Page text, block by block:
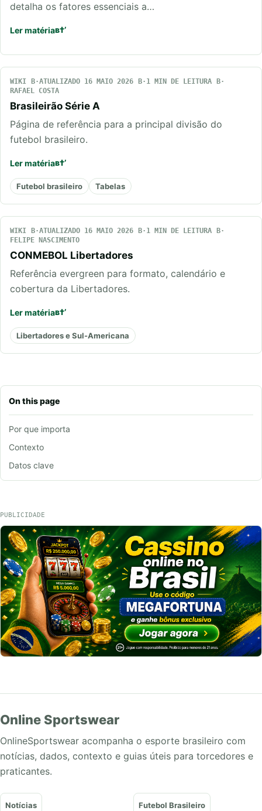
On this page
Por que importa
Contexto
Datos clave
detalha os fatores essenciais a…
Ler matéria
WIKI ATUALIZADO 16 MAIO 2026
1 MIN DE LEITURA
RAFAEL COSTA
Brasileirão Série A
Página de referência para a principal divisão do
futebol brasileiro.
Ler matéria
Futebol brasileiro Tabelas
WIKI ATUALIZADO 16 MAIO 2026
1 MIN DE LEITURA
FELIPE NASCIMENTO
CONMEBOL Libertadores
Referência evergreen para formato, calendário e
cobertura da Libertadores.
Ler matéria
Libertadores e Sul-Americana
PUBLICIDADE
Online Sportswear
OnlineSportswear acompanha o esporte brasileiro com
notícias, dados, contexto e guias úteis para torcedores e
praticantes.
Notícias Futebol Brasileiro